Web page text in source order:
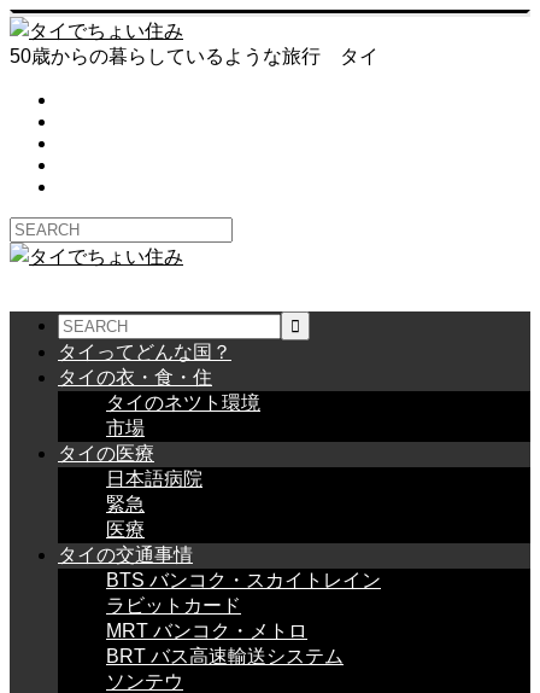
50歳からの暮らしているような旅行 タイ
タイってどんな国？
タイの衣・食・住
タイのネツト環境
市場
タイの医療
日本語病院
緊急
医療
タイの交通事情
BTS バンコク・スカイトレイン
ラビットカード
MRT バンコク・メトロ
BRT バス高速輸送システム
ソンテウ